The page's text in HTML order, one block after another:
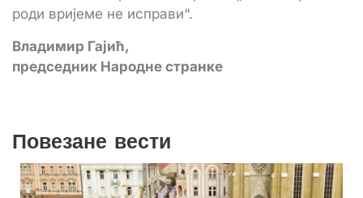
роди вријеме не исправи“.
Владимир Гајић,
председник Народне странке
Повезане вести